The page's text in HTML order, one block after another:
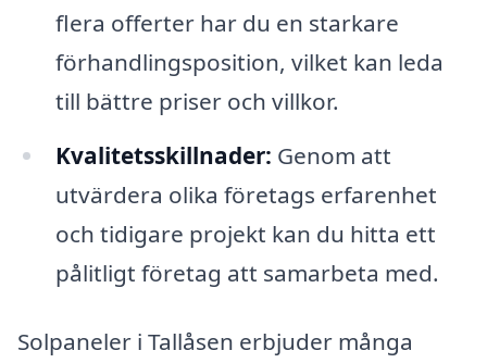
flera offerter har du en starkare
förhandlingsposition, vilket kan leda
till bättre priser och villkor.
Kvalitetsskillnader: Genom att
utvärdera olika företags erfarenhet
och tidigare projekt kan du hitta ett
pålitligt företag att samarbeta med.
Solpaneler i Tallåsen erbjuder många